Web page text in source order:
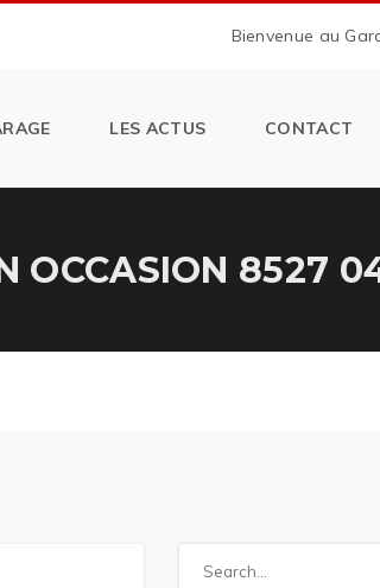
Bienvenue au
LES ACTUS CONTACT
OCCASION 8527